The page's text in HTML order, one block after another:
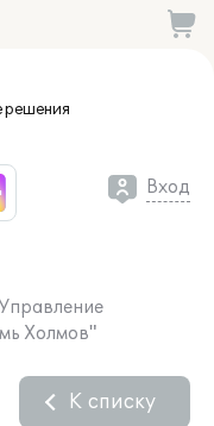
решения
Вход
Холмов"
К списку